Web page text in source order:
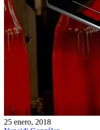
25 enero, 2018